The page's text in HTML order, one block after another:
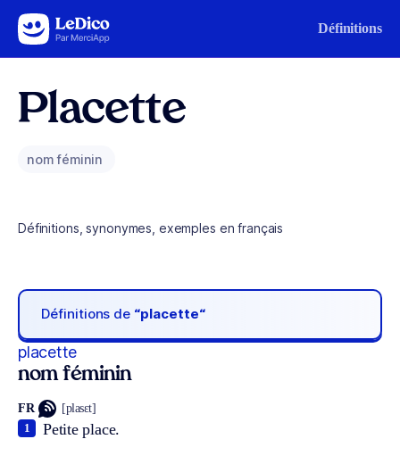
Aller au contenu Définitions
Placette
nom féminin
Définitions, synonymes, exemples en français
Définitions de “placette“
placette
nom féminin
FR [plasɛt]
Petite place.
1